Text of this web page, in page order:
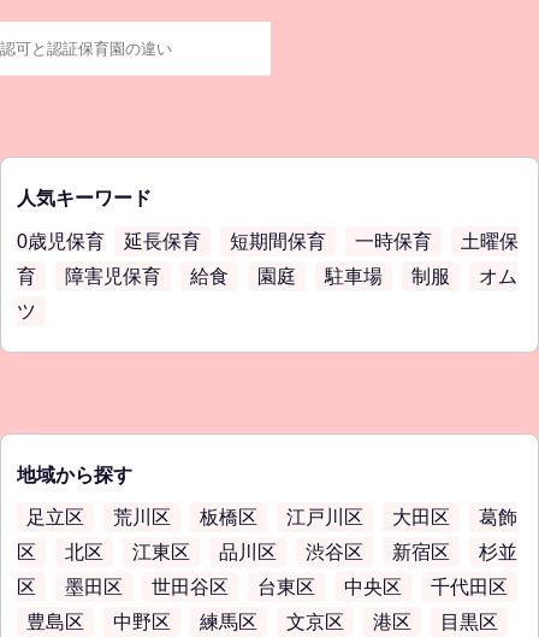
人気キーワード
0歳児保育 延長保育 短期間保育 一時保育
土曜保
育
障害児保育 給食 園庭 駐車場 制服
オム
ツ
地域から探す
足立区 荒川区 板橋区 江戸川区 大田区
葛飾
区
北区 江東区 品川区 渋谷区 新宿区
杉並
区
墨田区 世田谷区 台東区 中央区
千代田区
豊島区
中野区 練馬区 文京区 港区 目黒区